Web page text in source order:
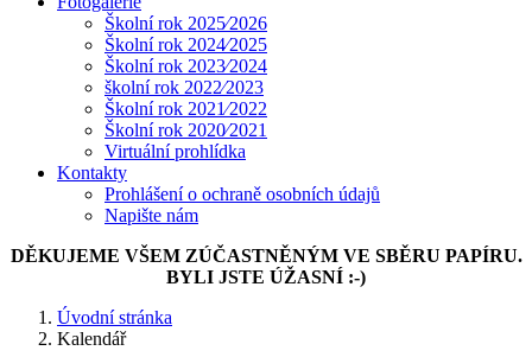
Školní rok 2025⁄2026
Školní rok 2024⁄2025
Školní rok 2023⁄2024
školní rok 2022⁄2023
Školní rok 2021⁄2022
Školní rok 2020⁄2021
Virtuální prohlídka
Kontakty
Prohlášení o ochraně osobních údajů
Napište nám
DĚKUJEME VŠEM ZÚČASTNĚNÝM VE SBĚRU PAPÍRU.
BYLI JSTE ÚŽASNÍ :-)
Úvodní stránka
Kalendář